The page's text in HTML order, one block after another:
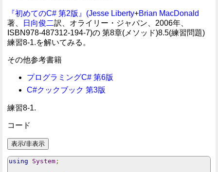
『初めてのC# 第2版』(Jesse Liberty+Brian MacDonald
著、
日向俊二訳、オライリー・ジャパン、2006年、
ISBN978-487312-194-7)の 第8章(メソッド)8.5(練習問題)
練習8-1.を解いてみる。
その他参考書籍
プログラミングC# 第6版
C#クックブック 第3版
練習8-1.
コード
using System ;